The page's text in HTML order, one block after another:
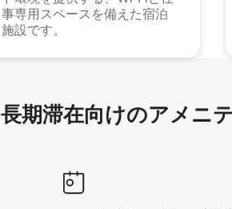
事専用スペースを備えた宿泊
施設です。
長期滞在向け⁠のア⁠メ⁠ニ⁠